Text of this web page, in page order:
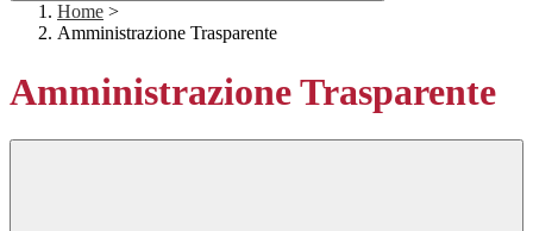
Home >
Amministrazione Trasparente
Amministrazione Trasparente